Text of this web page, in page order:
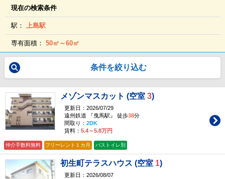
現在の検索条件
駅： 上島駅
専有面積：50㎡～60㎡
条件を絞り込む
メゾンマスカット (空室 3)
更新日：2026/07/29
遠州鉄道 『曳馬駅』 徒歩38分
間取り： 2DK
賃料： 5.4～5.8万円
仲介手数料無料 フリーレント１カ月 バストイレ別
初生町テラスハウス (空室 1)
更新日：2026/08/07